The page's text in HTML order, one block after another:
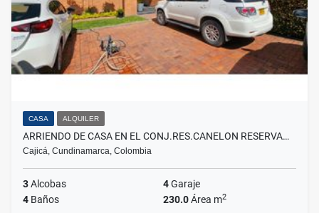
CASA ALQUILER
ARRIENDO DE CASA EN EL CONJ.RES.CANELON RESERVA…
Cajicá, Cundinamarca, Colombia
3Alcobas 4Garaje
4 Baños 230.0Área m2